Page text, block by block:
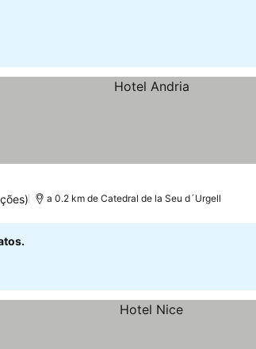
a 0.2 km de Catedral de la Seu d´Urgell